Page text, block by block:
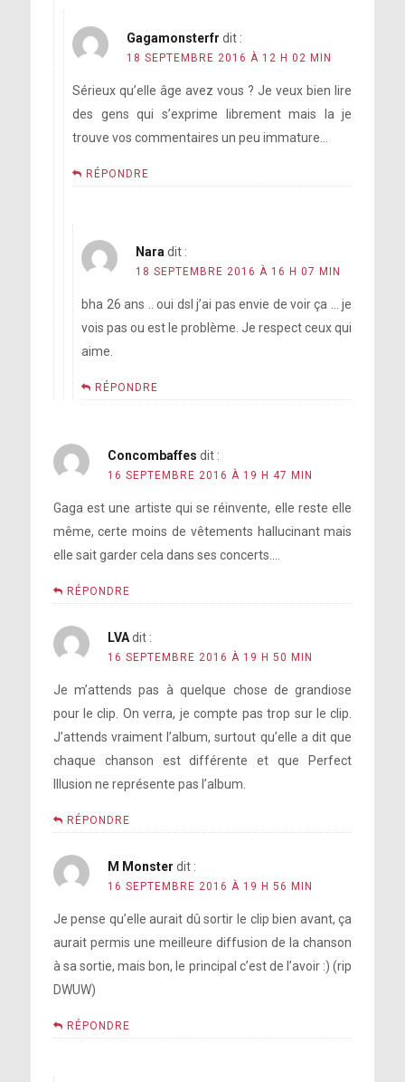
Gagamonsterfr dit :
18 SEPTEMBRE 2016 À 12 H 02 MIN
Sérieux qu’elle âge avez vous ? Je veux bien lire
des gens qui s’exprime librement mais la je
trouve vos commentaires un peu immature…
RÉPONDRE
Nara dit :
18 SEPTEMBRE 2016 À 16 H 07 MIN
bha 26 ans .. oui dsl j’ai pas envie de voir ça … je
vois pas ou est le problème. Je respect ceux qui
aime.
RÉPONDRE
Concombaffes dit :
16 SEPTEMBRE 2016 À 19 H 47 MIN
Gaga est une artiste qui se réinvente, elle reste elle
même, certe moins de vêtements hallucinant mais
elle sait garder cela dans ses concerts….
RÉPONDRE
LVA dit :
16 SEPTEMBRE 2016 À 19 H 50 MIN
Je m’attends pas à quelque chose de grandiose
pour le clip. On verra, je compte pas trop sur le clip.
J’attends vraiment l’album, surtout qu’elle a dit que
chaque chanson est différente et que Perfect
Illusion ne représente pas l’album.
RÉPONDRE
M Monster dit :
16 SEPTEMBRE 2016 À 19 H 56 MIN
Je pense qu’elle aurait dû sortir le clip bien avant, ça
aurait permis une meilleure diffusion de la chanson
à sa sortie, mais bon, le principal c’est de l’avoir :) (rip
DWUW)
RÉPONDRE